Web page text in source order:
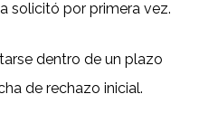
solicitó por primera vez.
dentro de un plazo
de rechazo inicial.